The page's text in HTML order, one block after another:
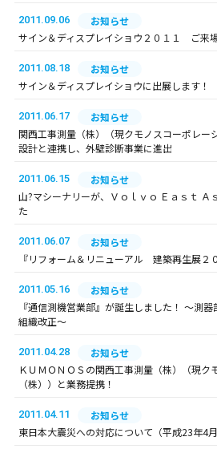
2011.09.06
お知らせ
サイン＆ディスプレイショウ２０１１ ご来
2011.08.18
お知らせ
サイン＆ディスプレイショウに出展します！
2011.06.17
お知らせ
関西工事測量（株）（現クモノスコーポレー
設計と連携し、外壁診断事業に進出
2011.06.15
お知らせ
山?マシーナリーが、Ｖｏｌｖｏ Ｅａｓｔ Ａ
た
2011.06.07
お知らせ
『リフォーム＆リニューアル 建築再生展２
2011.05.16
お知らせ
『通信測機営業部』が誕生しました！ ～測
組織改正～
2011.04.28
お知らせ
ＫＵＭＯＮＯＳの関西工事測量（株）（現ク
（株））と業務提携！
2011.04.11
お知らせ
東日本大震災への対応について（平成23年4月